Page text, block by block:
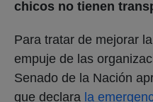
chicos no tienen
Para tratar de mejorar
empuje de las
Senado de la Nación
que declara la